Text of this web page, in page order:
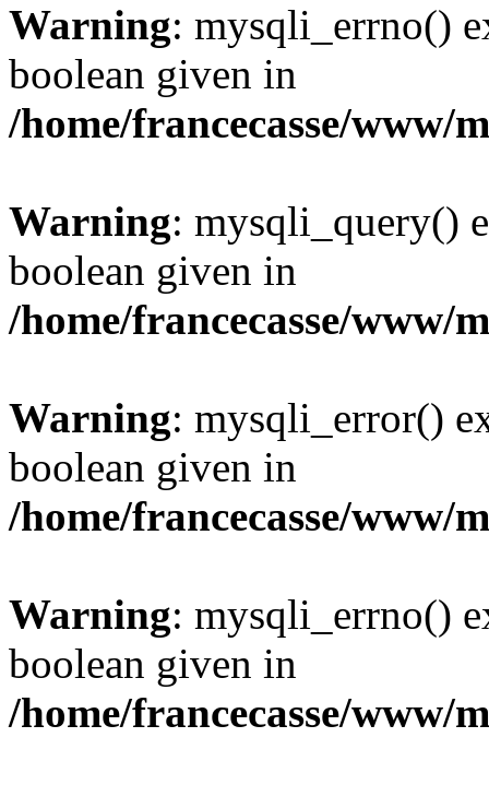
Warning: mysqli_errno()
boolean given in
/home/francecasse/www/
Warning: mysqli_query()
boolean given in
/home/francecasse/www/
Warning: mysqli_error()
boolean given in
/home/francecasse/www/
Warning: mysqli_errno()
boolean given in
/home/francecasse/www/